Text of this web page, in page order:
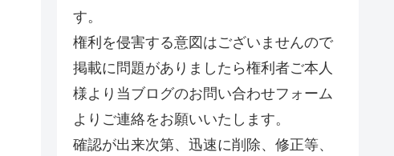
す。
権利を侵害する意図はございませんので
掲載に問題がありましたら権利者ご本人
様より当ブログのお問い合わせフォーム
よりご連絡をお願いいたします。
確認が出来次第、迅速に削除、修正等、